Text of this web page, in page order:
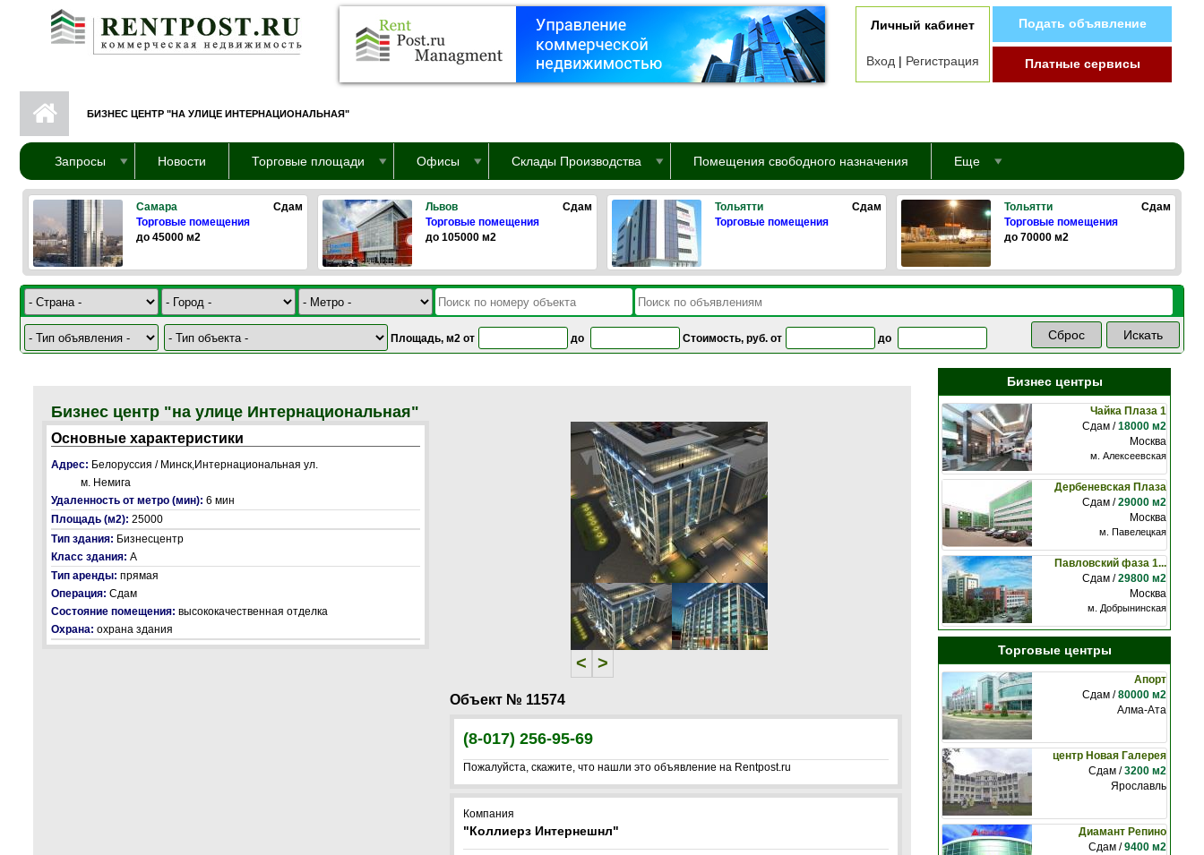
Перейти к основному содержанию
Личный кабинет
Вход | Регистрация
Подать объявление
Платные сервисы
БИЗНЕС ЦЕНТР "НА УЛИЦЕ ИНТЕРНАЦИОНАЛЬНАЯ"
Запросы Новости Торговые площади Офисы Склады Производства Помещения свободного назначения Еще
Самара
Сдам
Торговые помещения
до 45000 м2
Львов
Сдам
Торговые помещения
до 105000 м2
Тольятти
Сдам
Торговые помещения
Тольятти
Сдам
Торговые помещения
до 70000 м2
Площадь, м2 от до Стоимость, руб. от до
< >
< >
Объект № 11574
(8-017) 256-95-69
Пожалуйста, скажите, что нашли это объявление на Rentpost.ru
Компания
"Коллиерз Интернешнл"
Бизнес центр "на улице Интернациональная"
Основные характеристики
Адрес: Белоруссия / Минск,Интернациональная ул.
м. Немига
Удаленность от метро (мин): 6 мин
Площадь (м2): 25000
Тип здания: Бизнесцентр
Класс здания: А
Тип аренды: прямая
Операция: Сдам
Состояние помещения: высококачественная отделка
Охрана: охрана здания
Бизнес центры
Чайка Плаза 1
Сдам /18000 м2
Москва
м. Алексеевская
Дербеневская Плаза
Сдам /29000 м2
Москва
м. Павелецкая
Павловский фаза 1...
Сдам /29800 м2
Москва
м. Добрынинская
Торговые центры
Апорт
Сдам /80000 м2
Алма-Ата
центр Новая Галерея
Сдам /3200 м2
Ярославль
Диамант Репино
Сдам /9400 м2